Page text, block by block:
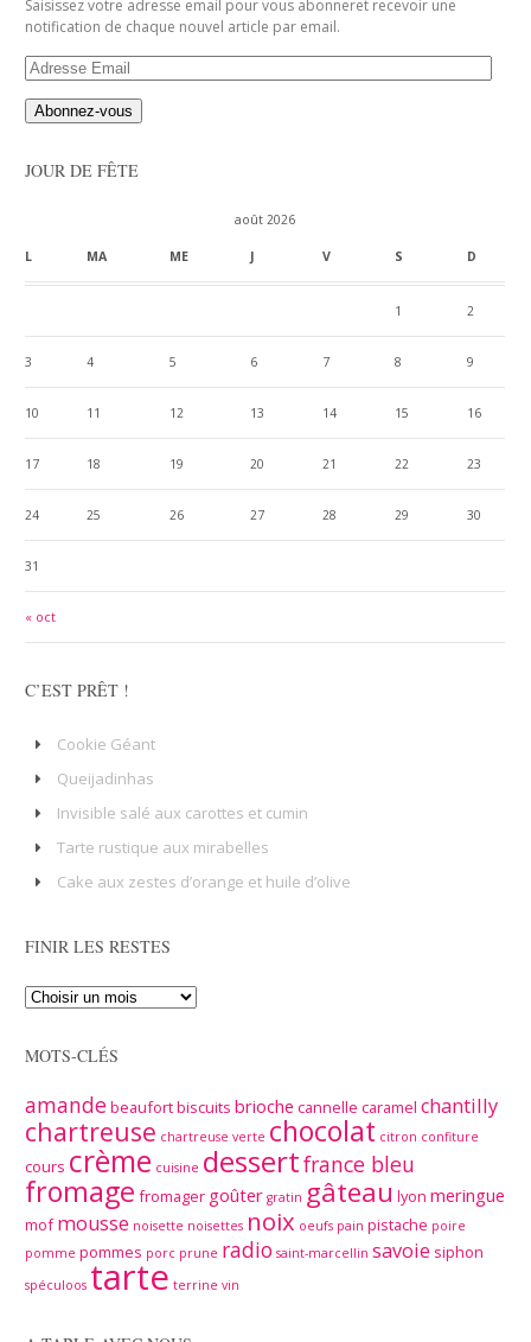
Saisissez votre adresse email pour vous abonneret recevoir une
notification de chaque nouvel article par email.
Adresse
Email
JOUR DE FÊTE
août 2026
L MA ME J V S D
« oct
1 2
3 4 5 6 7 8 9
10 11 12 13 14 15 16
17 18 19 20 21 22 23
24 25 26 27 28 29 30
31
C’EST PRÊT !
Cookie Géant
Queijadinhas
Invisible salé aux carottes et cumin
Tarte rustique aux mirabelles
Cake aux zestes d’orange et huile d’olive
FINIR LES RESTES
MOTS-CLÉS
amandebeaufortbiscuits brioche cannelle caramel chantilly
chartreuse chartreuse verte chocolat citron confiture
cours crème cuisine dessertfrance bleu
fromage fromager goûter gratin gâteau lyon meringue
mof mousse noisette noisettes noix oeufs pain pistache poire
pomme pommes porc prune radio saint-marcellin savoie siphon
spéculoos tarte terrine vin